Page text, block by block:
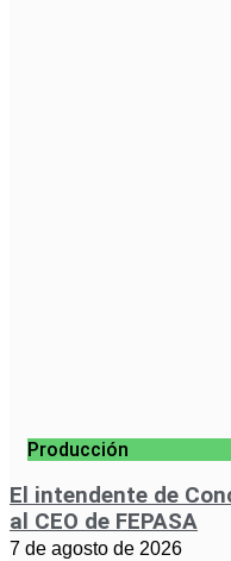
Producción
El intendente de
al CEO de FEPASA
7 de agosto de 2026